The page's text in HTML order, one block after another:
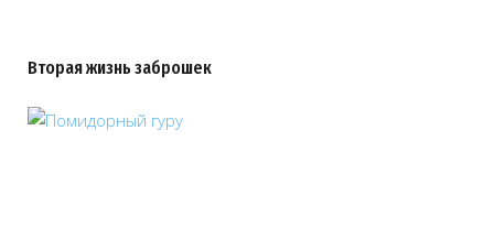
Вторая жизнь заброшек